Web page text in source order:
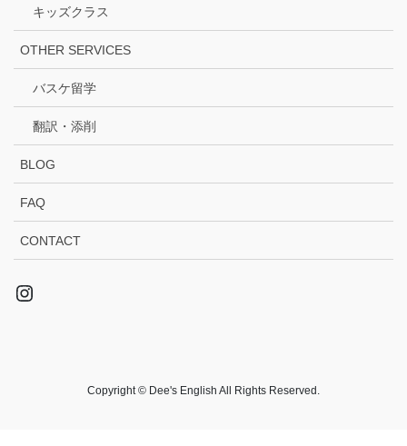
キッズクラス
OTHER SERVICES
バスケ留学
翻訳・添削
BLOG
FAQ
CONTACT
Instagram
Copyright © Dee's English All Rights Reserved.